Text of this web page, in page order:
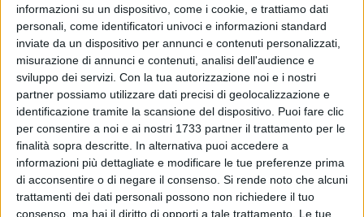
informazioni su un dispositivo, come i cookie, e trattiamo dati
personali, come identificatori univoci e informazioni standard
inviate da un dispositivo per annunci e contenuti personalizzati,
misurazione di annunci e contenuti, analisi dell'audience e
sviluppo dei servizi. Con la tua autorizzazione noi e i nostri
partner possiamo utilizzare dati precisi di geolocalizzazione e
identificazione tramite la scansione del dispositivo. Puoi fare clic
per consentire a noi e ai nostri 1733 partner il trattamento per le
finalità sopra descritte. In alternativa puoi accedere a
informazioni più dettagliate e modificare le tue preferenze prima
di acconsentire o di negare il consenso. Si rende noto che alcuni
trattamenti dei dati personali possono non richiedere il tuo
consenso, ma hai il diritto di opporti a tale trattamento. Le tue
La Polisportiva Trani, gestore del campo, questa mattina
all'apertura dei cancelli della struttura sportivaha dovuto
purtroppo documentare l'ennesimo atto vandalico da parte
di sconosciuti
. La società sta rimettendo in sesto la struttura
avendo ricevuto le chiavi da soli 15 giorni dal Comune in
quanto vincitrice del bando pubblicato dall'amministrazione
comunale che ne prevede la gestione per dieci anni. Diversi i
danni accertati e documentati attraverso l'intervento del
servizio di sicurezza da parte della Pegaso e relativa
denuncia presso i carabinieri di Trani.